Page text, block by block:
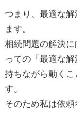
つまり、最適な
ます。
相続問題の解決
っての「最適な
持ちながら動く
す。
そのため私は依